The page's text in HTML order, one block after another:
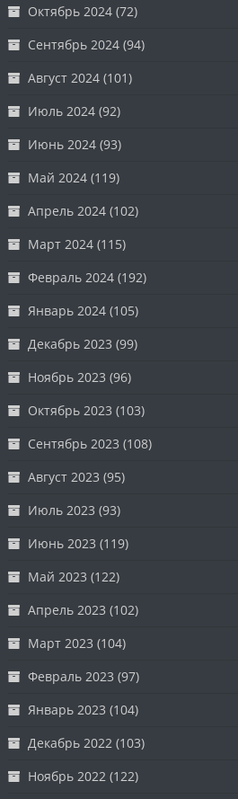
Октябрь 2024 (72)
Сентябрь 2024 (94)
Август 2024 (101)
Июль 2024 (92)
Июнь 2024 (93)
Май 2024 (119)
Апрель 2024 (102)
Март 2024 (115)
Февраль 2024 (192)
Январь 2024 (105)
Декабрь 2023 (99)
Ноябрь 2023 (96)
Октябрь 2023 (103)
Сентябрь 2023 (108)
Август 2023 (95)
Июль 2023 (93)
Июнь 2023 (119)
Май 2023 (122)
Апрель 2023 (102)
Март 2023 (104)
Февраль 2023 (97)
Январь 2023 (104)
Декабрь 2022 (103)
Ноябрь 2022 (122)